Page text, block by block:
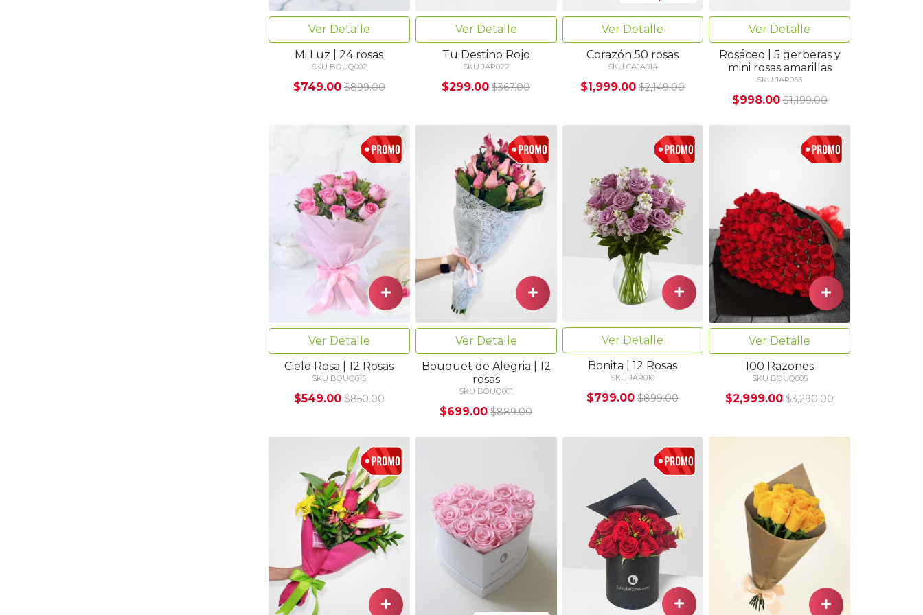
Ver Detalle
Mi Luz | 24 rosas
SKU BOUQ002
$749.00 $899.00
Ver Detalle
Tu Destino Rojo
SKU JAR022
$299.00 $367.00
Ver Detalle
Corazón 50 rosas
SKU CAJA014
$1,999.00 $2,149.00
Ver Detalle
Rosáceo | 5 gerberas y
mini rosas amarillas
SKU JAR053
$998.00 $1,199.00
Ver Detalle
Cielo Rosa | 12 Rosas
SKU BOUQ015
$549.00 $850.00
Ver Detalle
Bouquet de Alegria | 12
rosas
SKU BOUQ001
$699.00 $889.00
Ver Detalle
Bonita | 12 Rosas
SKU JAR010
$799.00 $899.00
Ver Detalle
100 Razones
SKU BOUQ005
$2,999.00 $3,290.00